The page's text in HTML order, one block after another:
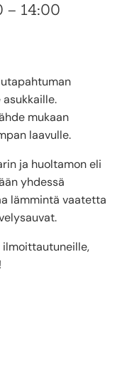
– 14:00
mukaan
laavulle.
ja huoltamon eli
yhdessä
lämmintä vaatetta
ilmoittautuneille,